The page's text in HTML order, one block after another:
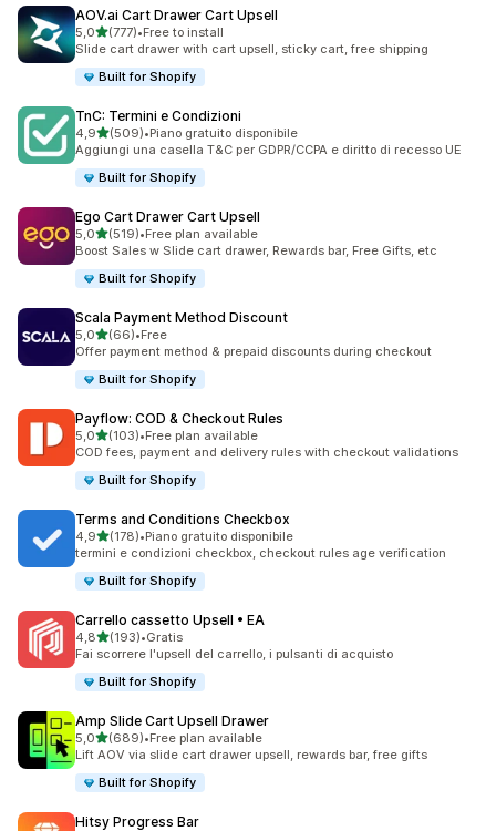
AOV.ai Cart Drawer Cart Upsell
5,0stelle su 5
(777)
777 recensioni totali
•Free to install
Slide cart drawer with cart upsell, sticky cart, free shipping
Built for Shopify
TnC: Termini e Condizioni
4,9stelle su 5
(509)
509 recensioni totali
•Piano gratuito disponibile
Aggiungi una casella T&C per GDPR/CCPA e diritto di recesso UE
Built for Shopify
Ego Cart Drawer Cart Upsell
5,0stelle su 5
(519)
519 recensioni totali
•Free plan available
Boost Sales w Slide cart drawer, Rewards bar, Free Gifts, etc
Built for Shopify
Scala Payment Method Discount
5,0stelle su 5
(66)
66 recensioni totali
•Free
Offer payment method & prepaid discounts during checkout
Built for Shopify
Payflow: COD & Checkout Rules
5,0stelle su 5
(103)
103 recensioni totali
•Free plan available
COD fees, payment and delivery rules with checkout validations
Built for Shopify
Terms and Conditions Checkbox
4,9stelle su 5
(178)
178 recensioni totali
•Piano gratuito disponibile
termini e condizioni checkbox, checkout rules age verification
Built for Shopify
Carrello cassetto Upsell • EA
4,8stelle su 5
(193)
193 recensioni totali
•Gratis
Fai scorrere l'upsell del carrello, i pulsanti di acquisto
Built for Shopify
Amp Slide Cart Upsell Drawer
5,0stelle su 5
(689)
689 recensioni totali
•Free plan available
Lift AOV via slide cart drawer upsell, rewards bar, free gifts
Built for Shopify
Hitsy Progress Bar